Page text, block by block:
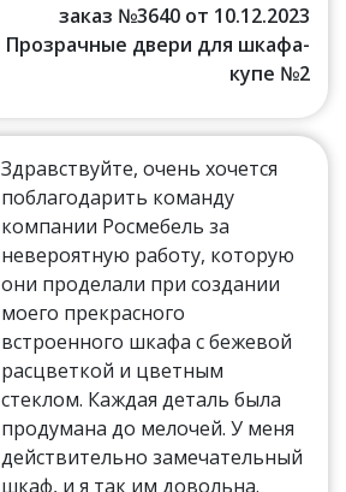
заказ №3640 от 10.12.2023
Прозрачные двери для шкафа-
купе №2
Здравствуйте, очень хочется
поблагодарить команду
компании Росмебель за
невероятную работу, которую
они проделали при создании
моего прекрасного
встроенного шкафа с бежевой
расцветкой и цветным
стеклом. Каждая деталь была
продумана до мелочей. У меня
действительно замечательный
шкаф, и я так им довольна.